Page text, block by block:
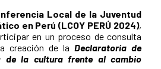
Local de la Juventud
en Perú (LCOY PERÚ 2024),
en un proceso de consulta
creación de la Declaratoria de
de la cultura frente al cambio